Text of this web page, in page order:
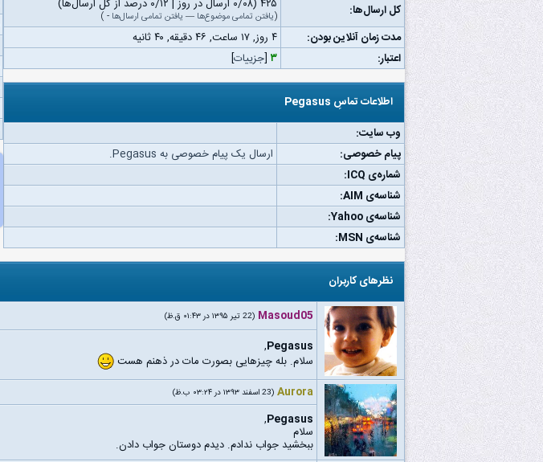
کل ارسال‌ها:
۴۲۵ (۰/۰۸ ارسال در روز | ۰/۱۲ درصد از کل ارسال‌ها)
(یافتن تمامی موضوع‌ها — یافتن تمامی ارسال‌ها -
)
مدت زمان آنلاین بودن:
۴ روز, ۱۷ ساعت, ۴۶ دقیقه, ۴۰ ثانیه
اعتبار:
۳ [جزییات]
اطلاعات تماسِ Pegasus
وب‌ سایت:
پیام خصوصی:
ارسال یک پیام خصوصی به Pegasus.
شماره‌ی ICQ:
شناسه‌ی AIM:
شناسه‌ی Yahoo:
شناسه‌ی MSN:
نظرهای کاربران
Masoud05 (22 تیر ۱۳۹۵ در ۰۱:۴۳ ق.ظ)
Pegasus
,
سلام. بله چیزهایی بصورت مات در ذهنم هست
Aurora (23 اسفند ۱۳۹۳ در ۰۳:۲۴ ب.ظ)
Pegasus
,
سلام
ببخشید جواب ندادم. دیدم دوستان جواب دادن.